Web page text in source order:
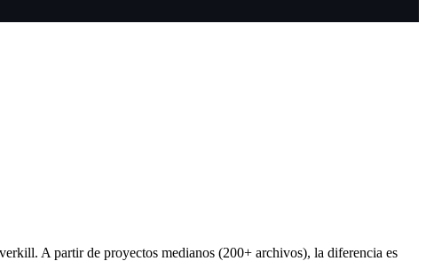
A partir de proyectos medianos (200+ archivos), la diferencia es